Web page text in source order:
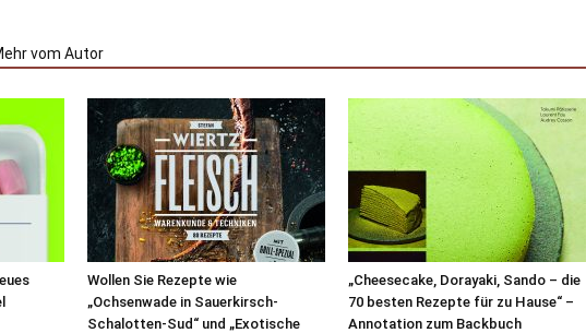
vom Autor
Wollen Sie Rezepte wie
„Ochsenwade in Sauerkirsch-
Schalotten-Sud“ und „Exotische
„Cheesecake, Dorayaki, Sando – die
70 besten Rezepte für zu Hause“ –
Annotation zum Backbuch